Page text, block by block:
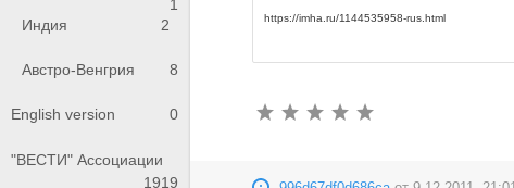
1
Индия
2
Австро-Венгрия 8
English version 0
"ВЕСТИ" Ассоциации
1919